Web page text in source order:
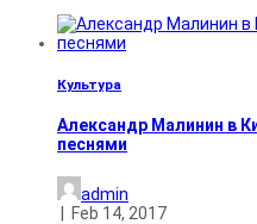
Культура
Александр Малинин в
песнями
admin
Feb 14, 2017